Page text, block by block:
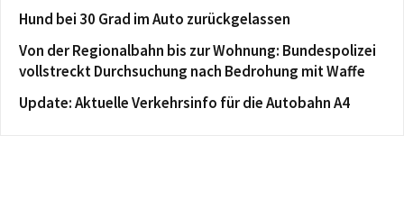
Hund bei 30 Grad im Auto zurückgelassen
Von der Regionalbahn bis zur Wohnung: Bundespolizei
vollstreckt Durchsuchung nach Bedrohung mit Waffe
Update: Aktuelle Verkehrsinfo für die Autobahn A4